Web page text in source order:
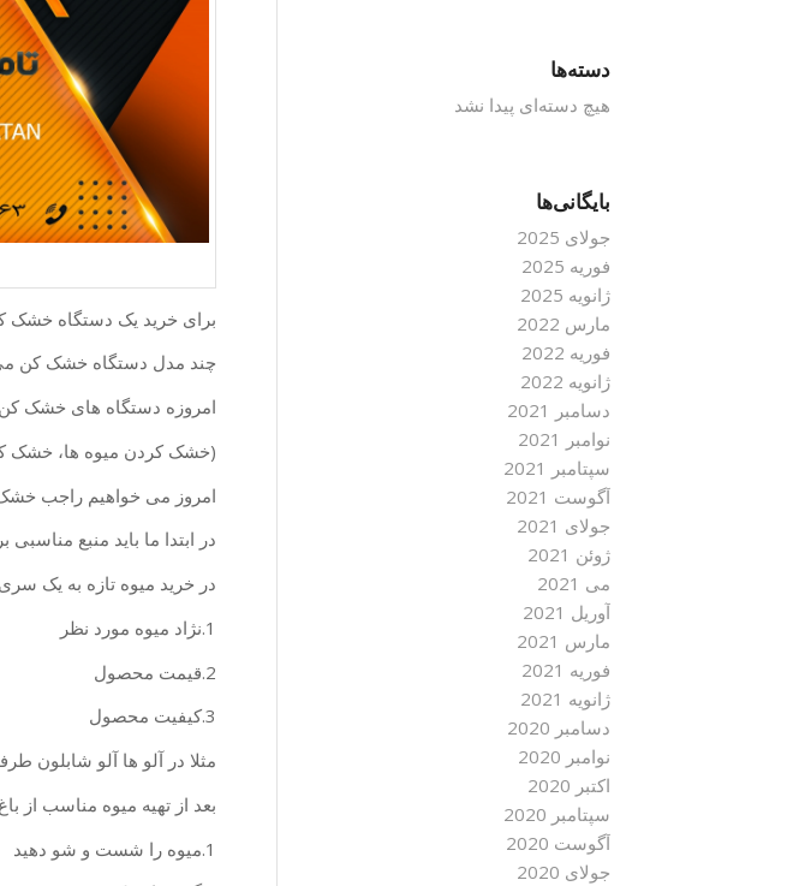
برای خرید یک دستگاه خشک
چند مدل دستگاه خشک کن
امروزه دستگاه های خشک کن
(خشک کردن میوه ها، خشک
امروز می خواهیم راجب
در ابتدا ما باید منبع مناسبی
در خرید میوه تازه به یک
1.نژاد میوه مورد نظر
2.قیمت محصول
3.کیفیت محصول
مثلا در آلو ها آلو شابلون
بعد از تهیه میوه مناسب از باغ
1.میوه را شست و شو دهید
دسته‌ها
هیچ دسته‌ای پیدا نشد
بایگانی‌ها
جولای 2025
فوریه 2025
ژانویه 2025
مارس 2022
فوریه 2022
ژانویه 2022
دسامبر 2021
نوامبر 2021
سپتامبر 2021
آگوست 2021
جولای 2021
ژوئن 2021
می 2021
آوریل 2021
مارس 2021
فوریه 2021
ژانویه 2021
دسامبر 2020
نوامبر 2020
اکتبر 2020
سپتامبر 2020
آگوست 2020
جولای 2020